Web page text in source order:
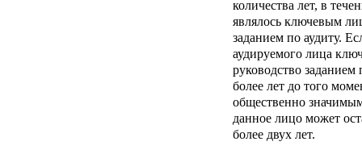
количества лет, в
являлось ключевым
заданием по аудиту.
аудируемого лица
руководство
более лет до того
общественно
данное лицо может
более двух лет.